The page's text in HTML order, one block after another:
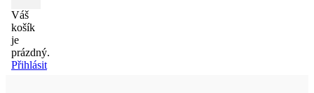
Váš
košík
je
prázdný.
Přihlásit